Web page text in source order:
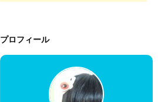
プロフィール